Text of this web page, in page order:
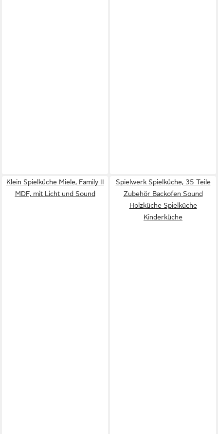
Klein Spielküche Miele, Family II
MDF, mit Licht und Sound
Spielwerk Spielküche, 35 Teile
Zubehör Backofen Sound
Holzküche Spielküche
Kinderküche